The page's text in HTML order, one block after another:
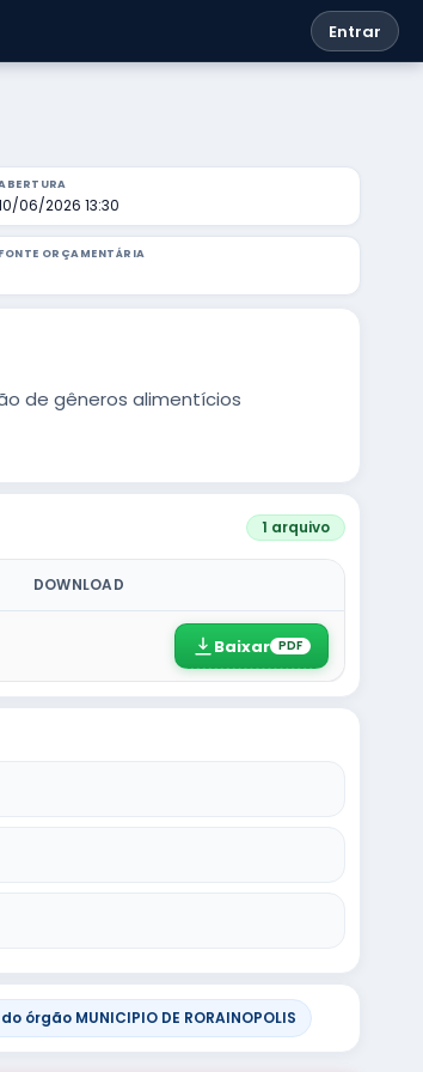
Entrar
06/2026 13:30
FONTE ORÇAMENTÁRIA
de gêneros alimentícios
1 arquivo
DOWNLOAD
Baixar PDF
órgão MUNICIPIO DE RORAINOPOLIS